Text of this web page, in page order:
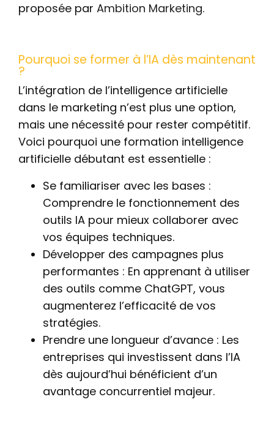
proposée par Ambition Marketing.
Pourquoi se former à l’IA dès maintenant
?
L’intégration de l’intelligence artificielle
dans le marketing n’est plus une option,
mais une nécessité pour rester compétitif.
Voici pourquoi une formation intelligence
artificielle débutant est essentielle :
Se familiariser avec les bases :
Comprendre le fonctionnement des
outils IA pour mieux collaborer avec
vos équipes techniques.
Développer des campagnes plus
performantes : En apprenant à utiliser
des outils comme ChatGPT, vous
augmenterez l’efficacité de vos
stratégies.
Prendre une longueur d’avance : Les
entreprises qui investissent dans l’IA
dès aujourd’hui bénéficient d’un
avantage concurrentiel majeur.